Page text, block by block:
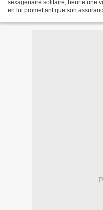
sexagénaire solitaire, heurte une
en lui promettant que son